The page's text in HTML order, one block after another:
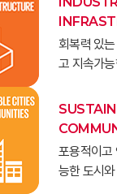
회복력 있
고 지속가
포용적이고
능한 도시